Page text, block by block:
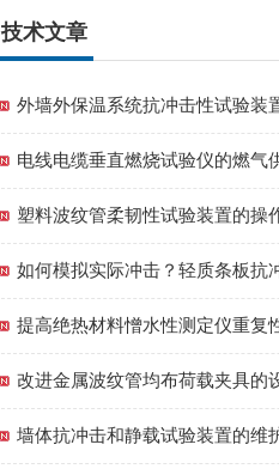
技术文章
外墙外保温系统抗冲击性试验装
电线电缆垂直燃烧试验仪的燃气
塑料波纹管柔韧性试验装置的操
如何模拟实际冲击？轻质条板抗
提高绝热材料憎水性测定仪重复
改进金属波纹管均布荷载夹具的
墙体抗冲击和静载试验装置的维